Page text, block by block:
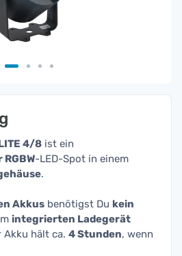
4/8 ist ein
-LED-Spot in einem
.
Akkus benötigst Du kein
integrierten Ladegerät
hält ca. 4 Stunden, wenn